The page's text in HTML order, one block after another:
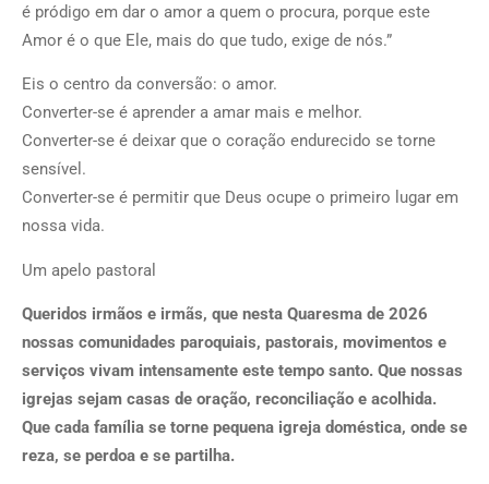
é pródigo em dar o amor a quem o procura, porque este
Amor é o que Ele, mais do que tudo, exige de nós.”
Eis o centro da conversão: o amor.
Converter-se é aprender a amar mais e melhor.
Converter-se é deixar que o coração endurecido se torne
sensível.
Converter-se é permitir que Deus ocupe o primeiro lugar em
nossa vida.
Um apelo pastoral
Queridos irmãos e irmãs, que nesta Quaresma de 2026
nossas comunidades paroquiais, pastorais, movimentos e
serviços vivam intensamente este tempo santo. Que nossas
igrejas sejam casas de oração, reconciliação e acolhida.
Que cada família se torne pequena igreja doméstica, onde se
reza, se perdoa e se partilha.